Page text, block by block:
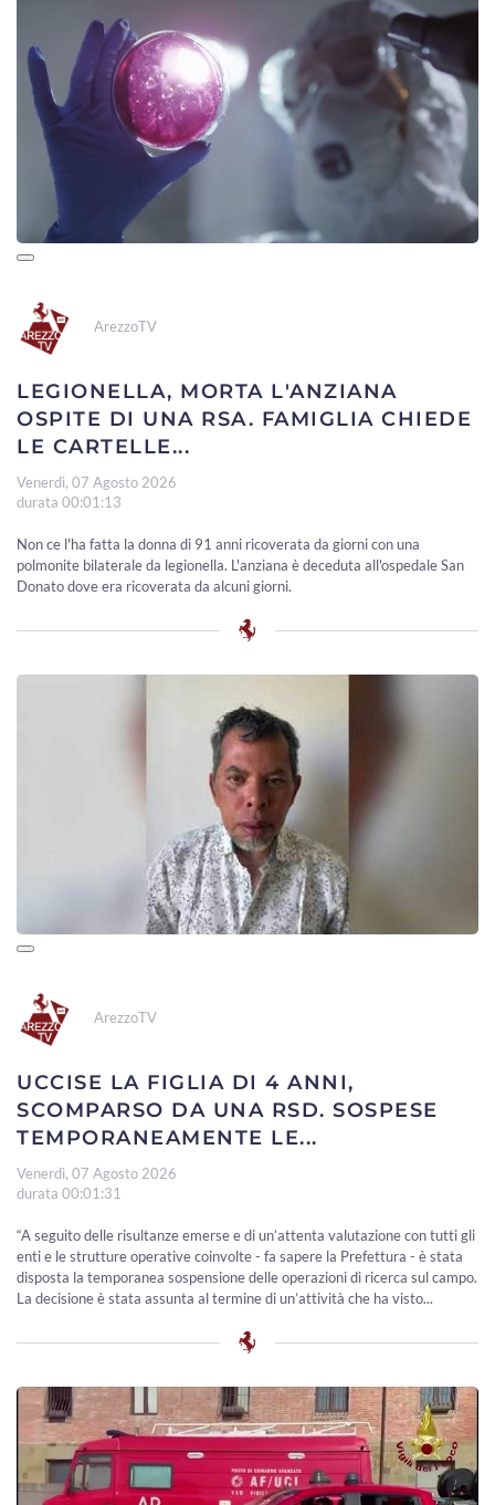
ArezzoTV
LEGIONELLA, MORTA L'ANZIANA
OSPITE DI UNA RSA. FAMIGLIA CHIEDE
LE CARTELLE...
Venerdì, 07 Agosto 2026
durata 00:01:13
Non ce l'ha fatta la donna di 91 anni ricoverata da giorni con una
polmonite bilaterale da legionella. L'anziana è deceduta all'ospedale San
Donato dove era ricoverata da alcuni giorni.
ArezzoTV
UCCISE LA FIGLIA DI 4 ANNI,
SCOMPARSO DA UNA RSD. SOSPESE
TEMPORANEAMENTE LE...
Venerdì, 07 Agosto 2026
durata 00:01:31
“A seguito delle risultanze emerse e di un’attenta valutazione con tutti gli
enti e le strutture operative coinvolte - fa sapere la Prefettura - è stata
disposta la temporanea sospensione delle operazioni di ricerca sul campo.
La decisione è stata assunta al termine di un’attività che ha visto...